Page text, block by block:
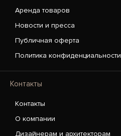
Аренда товаров
Новости и пресса
Публичная оферта
Политика конфиденциальности
Контакты
Контакты
О компании
Дизайнерам и архитекторам